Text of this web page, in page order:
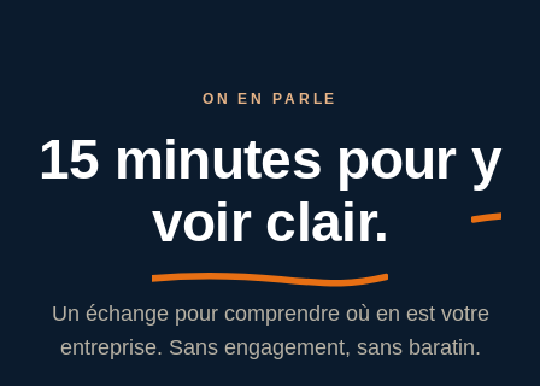
ON EN PARLE
15 minutes pour y
voir clair.
Un échange pour comprendre où en est votre
entreprise. Sans engagement, sans baratin.